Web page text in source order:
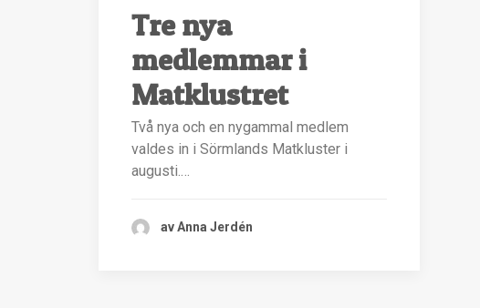
Tre nya
medlemmar i
Matklustret
Två nya och en nygammal medlem
valdes in i Sörmlands Matkluster i
augusti.…
av Anna Jerdén